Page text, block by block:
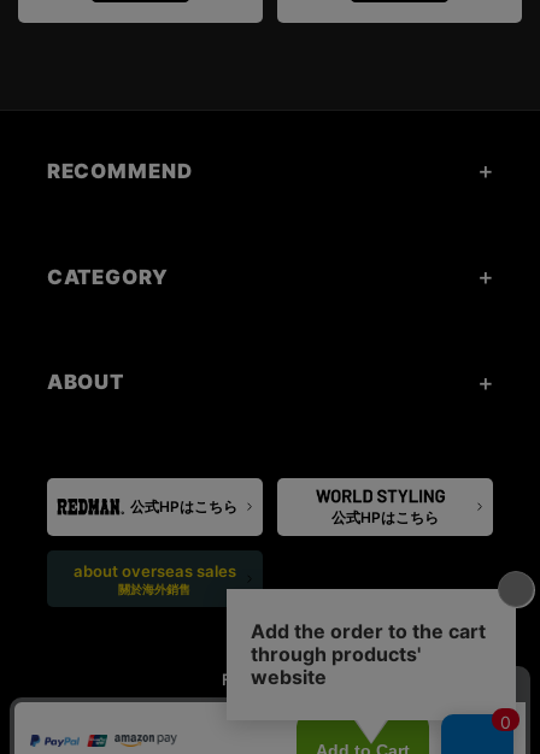
RECOMMEND
CATEGORY
ABOUT
公式HPはこちら
公式HPはこちら
about overseas sales
關於海外銷售
FOLLOW US: